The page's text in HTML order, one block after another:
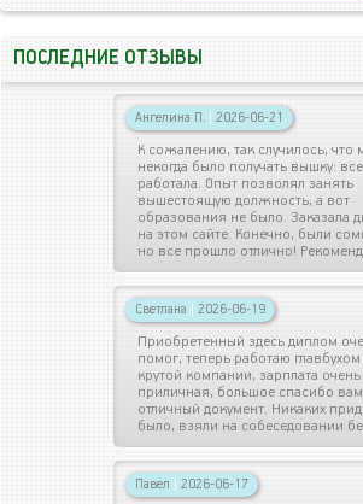
ПОСЛЕДНИЕ ОТЗЫВЫ
Ангелина П. | 2026-06-21
К сожалению, так случилось, что
некогда было получать вышку:
работала. Опыт позволял занять
вышестоящую должность, а вот
образования не было. Заказала
на этом сайте. Конечно, были
но все прошло отлично!
Светлана | 2026-06-19
Приобретенный здесь диплом
помог, теперь работаю главбухом
крутой компании, зарплата очень
приличная, большое спасибо
отличный документ. Никаких
было, взяли на собеседовании
Павел | 2026-06-17